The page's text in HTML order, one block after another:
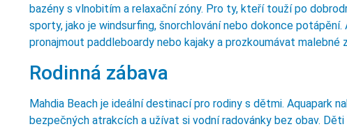
bazény s vlnobitím a relaxační zóny. Pro ty, kteří touží po
sporty, jako je windsurfing, šnorchlování nebo dokonce
pronajmout paddleboardy nebo kajaky a prozkoumávat malebné
Rodinná zábava
Mahdia Beach je ideální destinací pro rodiny s dětmi. Aquapark
bezpečných atrakcích a užívat si vodní radovánky bez obav.